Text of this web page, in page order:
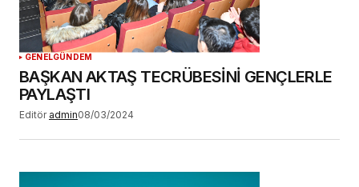
GENELGÜNDEM
BAŞKAN AKTAŞ TECRÜBESİNİ GENÇLERLE
PAYLAŞTI
Editör admin08/03/2024